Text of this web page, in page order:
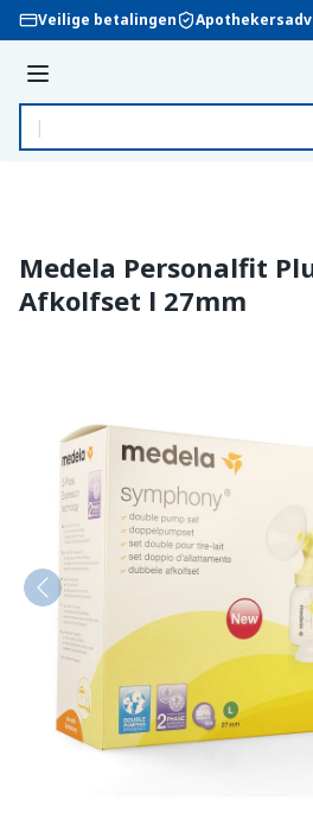
Ga naar de inhoud
Veilige betalingen
Menu
Product, merk, categorie...
Medela Personalfit
Afkolfset l 27mm